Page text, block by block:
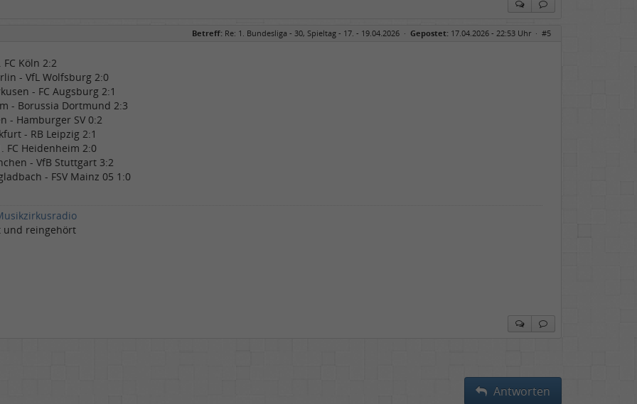
Betreff: Re: 1. Bundesliga - 30, Spieltag - 17. - 19.04.2026 · Gepostet: 17.04.2026 - 22:53 Uhr · #5
FC Köln 2:2
- VfL Wolfsburg 2:0
- FC Augsburg 2:1
- Borussia Dortmund 2:3
- Hamburger SV 0:2
- RB Leipzig 2:1
FC Heidenheim 2:0
- VfB Stuttgart 3:2
- FSV Mainz 05 1:0
und reingehört
Antworten